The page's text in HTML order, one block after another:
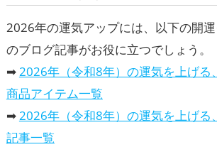
2026年の運気アップには、以下の開
のブログ記事がお役に立つでしょう。
➡2026年（令和8年）の運気を上げる
商品アイテム一覧
➡2026年（令和8年）の運気を上げる
記事一覧